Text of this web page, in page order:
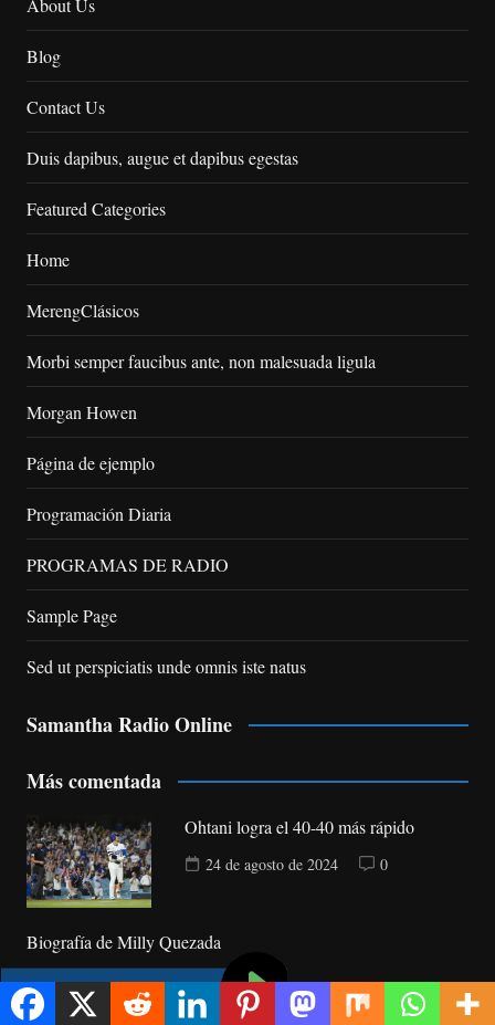
About Us
Blog
Contact Us
Duis dapibus, augue et dapibus egestas
Featured Categories
Home
MerengClásicos
Morbi semper faucibus ante, non malesuada ligula
Morgan Howen
Página de ejemplo
Programación Diaria
PROGRAMAS DE RADIO
Sample Page
Sed ut perspiciatis unde omnis iste natus
Samantha Radio Online
Más comentada
Ohtani logra el 40-40 más rápido
24 de agosto de 2024 0
Biografía de Milly Quezada
15 de febrero de 2024 0